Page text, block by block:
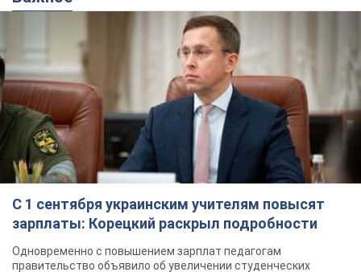
С 1 сентября украинским учителям повысят
зарплаты: Корецкий раскрыл подробности
Одновременно с повышением зарплат педагогам
правительство объявило об увеличении студенческих
стипендий
7.08.2026 00:29 11,5 т.
перехватила украинская ПВО в
июле: в Минобороны назвали цифру
Украинская ПВО работала в условиях